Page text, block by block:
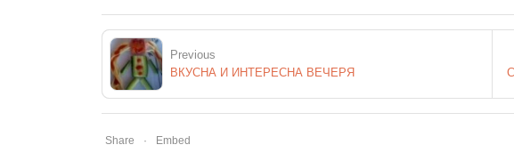
Previous
ВКУСНА И ИНТЕРЕСНА ВЕЧЕРЯ
Share Embed